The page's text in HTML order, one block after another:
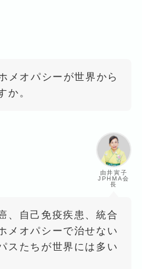
メオパシーが世界から
か。
由井寅子
JPHMA会
長
、自己免疫疾患、統合
メオパシーで治せない
スたちが世界には多い